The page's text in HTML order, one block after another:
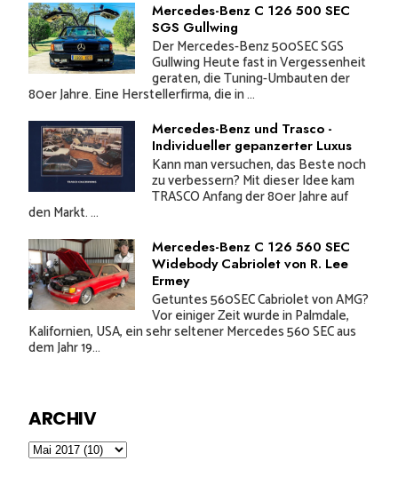
Mercedes-Benz C 126 500 SEC
SGS Gullwing
Der Mercedes-Benz 500SEC SGS
Gullwing Heute fast in Vergessenheit
geraten, die Tuning-Umbauten der
80er Jahre. Eine Herstellerfirma, die in ...
Mercedes-Benz und Trasco -
Individueller gepanzerter Luxus
Kann man versuchen, das Beste noch
zu verbessern? Mit dieser Idee kam
TRASCO Anfang der 80er Jahre auf
den Markt. ...
Mercedes-Benz C 126 560 SEC
Widebody Cabriolet von R. Lee
Ermey
Getuntes 560SEC Cabriolet von AMG?
Vor einiger Zeit wurde in Palmdale,
Kalifornien, USA, ein sehr seltener Mercedes 560 SEC aus
dem Jahr 19...
ARCHIV